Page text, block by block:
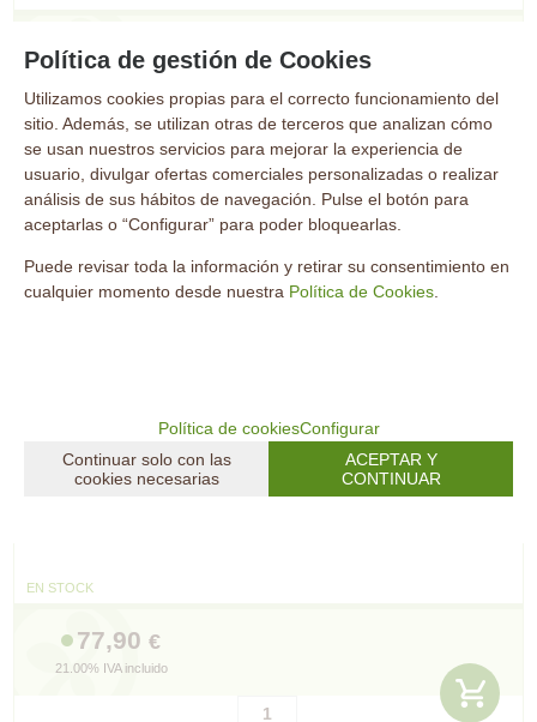
77,90
IVA incluido
EN STOCK
77,90 €
21.00% IVA incluido
Política de gestión de Cookies
Utilizamos cookies propias para el correcto funcionamiento del
sitio. Además, se utilizan otras de terceros que analizan cómo
se usan nuestros servicios para mejorar la experiencia de
usuario, divulgar ofertas comerciales personalizadas o realizar
análisis de sus hábitos de navegación. Pulse el botón para
aceptarlas o “Configurar” para poder bloquearlas.
Puede revisar toda la información y retirar su consentimiento en
cualquier momento desde nuestra Política de Cookies
Política de cookiesConfigurar
Continuar solo con las
cookies necesarias
ACEPTAR Y
CONTINUAR